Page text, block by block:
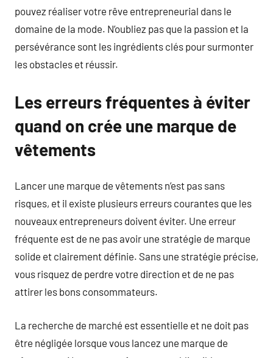
pouvez réaliser votre rêve entrepreneurial dans le
domaine de la mode. N’oubliez pas que la passion et la
persévérance sont les ingrédients clés pour surmonter
les obstacles et réussir.
Les erreurs fréquentes à éviter
quand on crée une marque de
vêtements
Lancer une marque de vêtements n’est pas sans
risques, et il existe plusieurs erreurs courantes que les
nouveaux entrepreneurs doivent éviter. Une erreur
fréquente est de ne pas avoir une stratégie de marque
solide et clairement définie. Sans une stratégie précise,
vous risquez de perdre votre direction et de ne pas
attirer les bons consommateurs.
La recherche de marché est essentielle et ne doit pas
être négligée lorsque vous lancez une marque de